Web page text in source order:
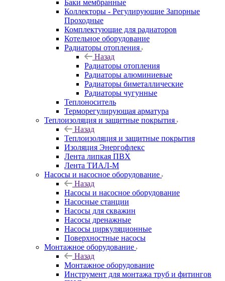
Баки мембранные
Коллекторы - Регулирующие Запорные
Проходные
Комплектующие для радиаторов
Котельное оборудование
Радиаторы отопления
Назад
Радиаторы отопления
Радиаторы алюминиевые
Радиаторы биметаллические
Радиаторы чугунные
Теплоноситель
Терморегулирующая арматура
Теплоизоляция и защитные покрытия
Назад
Теплоизоляция и защитные покрытия
Изоляция Энергофлекс
Лента липкая ПВХ
Лента ТИАЛ-М
Насосы и насосное оборудование
Назад
Насосы и насосное оборудование
Насосные станции
Насосы для скважин
Насосы дренажные
Насосы циркуляционные
Поверхностные насосы
Монтажное оборудование
Назад
Монтажное оборудование
Инструмент для монтажа труб и фитингов